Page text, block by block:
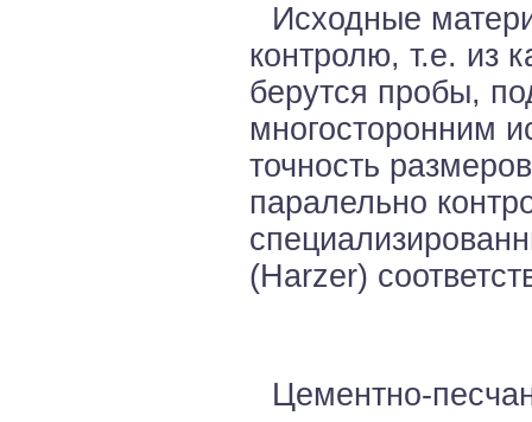
Исходные
контролю, т.е. из
берутся пробы,
многосторонним
точность
паралельно
(Harzer)
Цементно-